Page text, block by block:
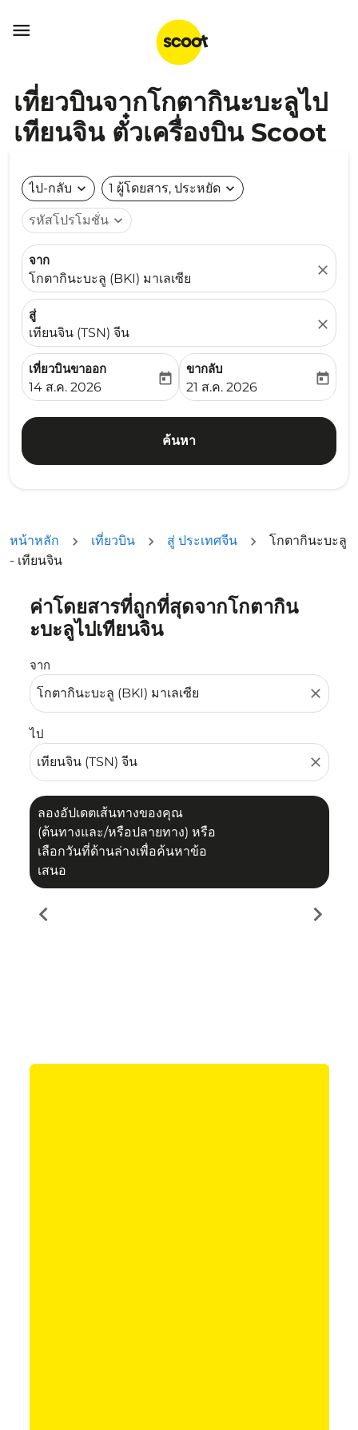

เที่ยวบินจากโกตากินะบะลูไป
เทียนจิน ตั๋วเครื่องบิน Scoot
ไป-กลับ expand_more 1 ผู้โดยสาร, ประหยัด expand_more
รหัสโปรโมชั่น expand_more
จาก
โกตากินะบะลู (BKI) มาเลเซีย
close
สู่
เทียนจิน (TSN) จีน
close
เที่ยวบินขาออก
fc-booking-departure-date-aria-label
14 ส.ค. 2026
today
ขากลับ
fc-booking-return-date-
21 ส.ค. 2026
today
ค้นหา
หน้าหลัก เที่ยวบิน สู่ ประเทศจีน
โกตากินะบะลู
- เทียนจิน
ค่าโดยสารที่ถูกที่สุดจากโกตากิน
ะบะลูไปเทียนจิน
จาก
close
ไป
close
ลองอัปเดตเส้นทางของคุณ
(ต้นทางและ/หรือปลายทาง) หรือ
เลือกวันที่ด้านล่างเพื่อค้นหาข้อ
เสนอ
ลองอัปเดตเส้นทางของคุณ (ต้นทางและ/หรือปลายทาง) หรื
chevron_left chevron_right